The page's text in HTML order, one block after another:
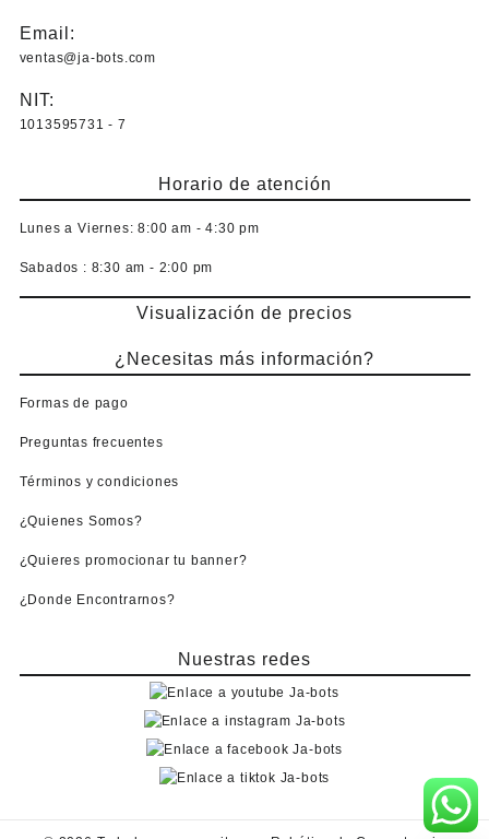
Email:
ventas@ja-bots.com
NIT:
1013595731 - 7
Horario de atención
Lunes a Viernes: 8:00 am - 4:30 pm
Sabados : 8:30 am - 2:00 pm
Visualización de precios
¿Necesitas más información?
Formas de pago
Preguntas frecuentes
Términos y condiciones
¿Quienes Somos?
¿Quieres promocionar tu banner?
¿Donde Encontrarnos?
Nuestras redes